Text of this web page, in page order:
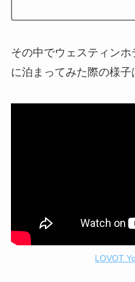
その中でウェスティン
に泊まってみた際の様子
LOVOT